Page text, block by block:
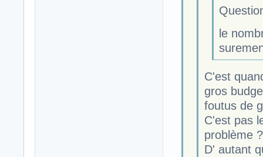
le
C'est
gros
foutus de
C'est pas
problème ?
D' autant